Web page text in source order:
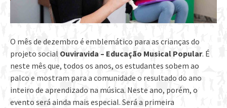
O mês de dezembro é emblemático para as crianças do
projeto social Ouviravida – Educação Musical Popular. É
neste mês que, todos os anos, os estudantes sobem ao
palco e mostram para a comunidade o resultado do ano
inteiro de aprendizado na música. Neste ano, porém, o
evento será ainda mais especial. Será a primeira